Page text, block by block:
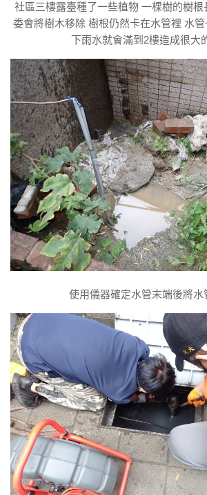
社區三樓露臺種了一些植物 一棵樹的樹
委會將樹木移除 樹根仍然卡在水管裡 水
下雨水就會滿到2樓造成很大
使用儀器確定水管末端後將水